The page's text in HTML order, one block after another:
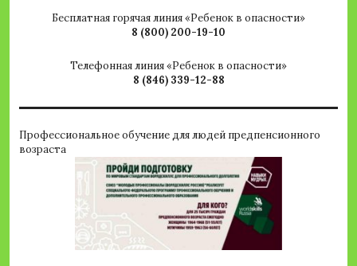
Бесплатная горячая линия «Ребенок в опасности»
8 (800) 200-19-10
Телефонная линия «Ребенок в опасности»
8 (846) 339-12-88
Профессиональное обучение для людей предпенсионного
возраста